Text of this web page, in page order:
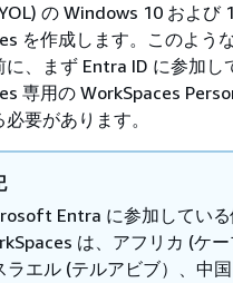
の Windows 10 および
を作成します。このよう
に、まず Entra ID に参加し
専用の WorkSpaces
要があります。
Entra に参加してい
は、アフリカ (ケー
ラエル (テルアビブ）、中